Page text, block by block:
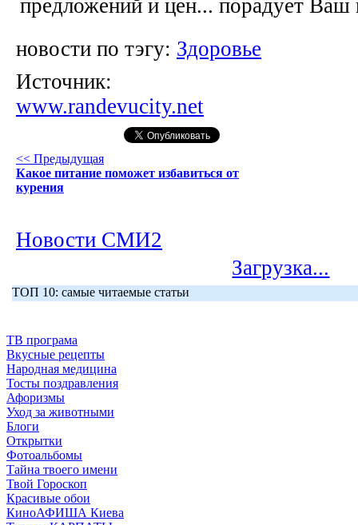
предложений и цен... порадует Ваш
новости по тэгу: Здоровье
Источник:
www.randevucity.net
<< Предыдущая
Какое питание поможет избавиться от
курения
Новости СМИ2
Загрузка...
ТОП 10: самые читаемые статьи
ТВ програма
Вкусные рецепты
Народная медицина
Тосты поздравления
Афоризмы
Уход за животными
Блоги
Открытки
Фотоальбомы
Тайна твоего имени
Твой Гороскоп
Красивые обои
КиноАФИША Киева